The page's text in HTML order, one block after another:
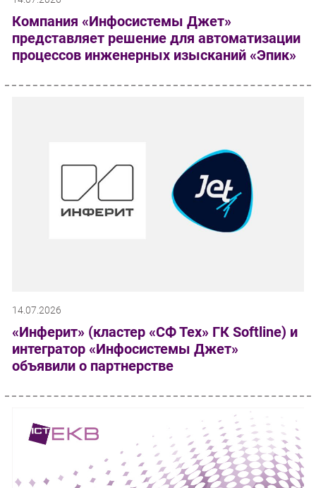
Компания «Инфосистемы Джет»
представляет решение для автоматизации
процессов инженерных изысканий «Эпик»
14.07.2026
«Инферит» (кластер «СФ Тех» ГК Softline) и
интегратор «Инфосистемы Джет»
объявили о партнерстве